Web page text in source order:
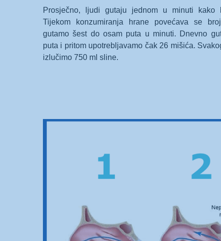
Prosječno, ljudi gutaju jednom u minuti kako
Tijekom konzumiranja hrane povećava se
gutamo šest do osam puta u minuti. Dnevno
puta i pritom upotrebljavamo čak 26 mišića.
izlučimo 750 ml sline.